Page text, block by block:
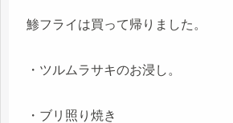
鯵フライは買って帰りました。
・ツルムラサキのお浸し。
・ブリ照り焼き